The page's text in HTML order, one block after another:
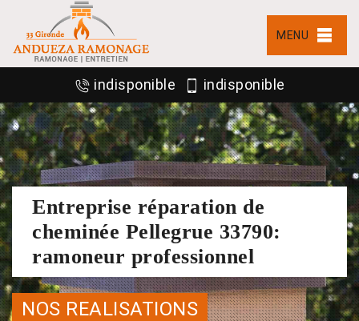
MENU
indisponible indisponible
Entreprise réparation de
cheminée Pellegrue 33790:
ramoneur professionnel
NOS REALISATIONS